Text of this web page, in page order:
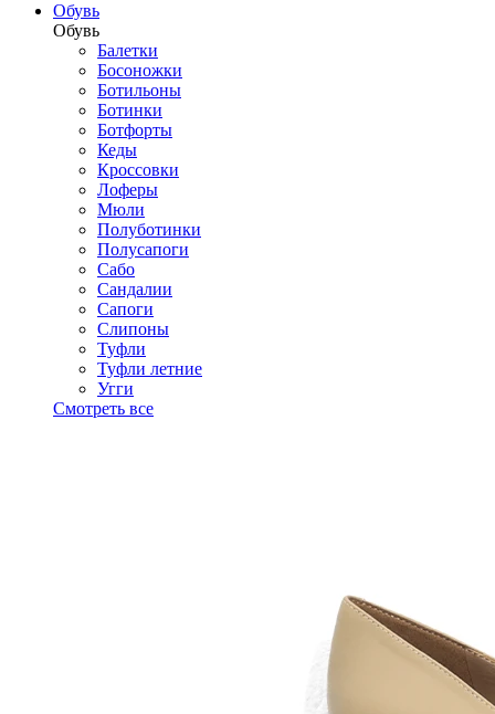
Обувь
Обувь
Балетки
Босоножки
Ботильоны
Ботинки
Ботфорты
Кеды
Кроссовки
Лоферы
Мюли
Полуботинки
Полусапоги
Сабо
Сандалии
Сапоги
Слипоны
Туфли
Туфли летние
Угги
Смотреть все